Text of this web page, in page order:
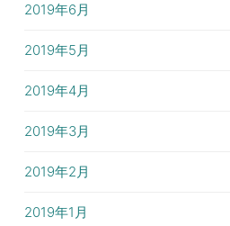
2019年6月
2019年5月
2019年4月
2019年3月
2019年2月
2019年1月